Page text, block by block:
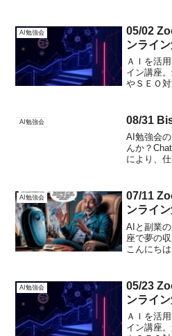
い」「仕
AIツー...
AI勉強会
05/02
ンライ
ＡＩを活
イン講座
やＳＥＯ
AI勉強会 08/31
AI勉強会
んか？
により、
い」「仕
AIツー...
AI勉強会
07/11
ンライ
AIと副業
座で夢の
こんにち
しい昨今
も大きく
AI勉強会
05/23
ンライ
ＡＩを活
イン講座